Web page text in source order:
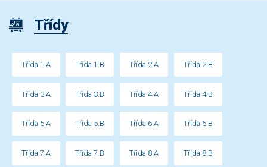
Třídy
Třída 1.A Třída 1.B Třída 2.A Třída 2.B
Třída 3.A Třída 3.B Třída 4.A Třída 4.B
Třída 5.A Třída 5.B Třída 6.A Třída 6.B
Třída 7.A Třída 7.B Třída 8.A Třída 8.B